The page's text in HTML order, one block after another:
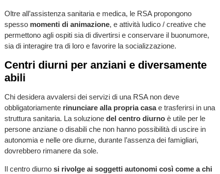
Oltre all’assistenza sanitaria e medica, le RSA propongono
spesso momenti di animazione, e attività ludico / creative che
permettono agli ospiti sia di divertirsi e conservare il buonumore,
sia di interagire tra di loro e favorire la socializzazione.
Centri diurni per anziani e diversamente
abili
Chi desidera avvalersi dei servizi di una RSA non deve
obbligatoriamente rinunciare alla propria casae trasferirsi in una
struttura sanitaria. La soluzione del centro diurno è utile per le
persone anziane o disabili che non hanno possibilità di uscire in
autonomia e nelle ore diurne, durante l’assenza dei famigliari,
dovrebbero rimanere da sole.
Il centro diurno si rivolge ai soggetti autonomi così come a chi